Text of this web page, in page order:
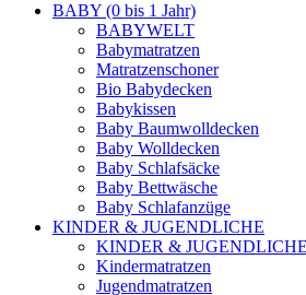
BABY (0 bis 1 Jahr)
BABYWELT
Babymatratzen
Matratzenschoner
Bio Babydecken
Babykissen
Baby Baumwolldecken
Baby Wolldecken
Baby Schlafsäcke
Baby Bettwäsche
Baby Schlafanzüge
KINDER & JUGENDLICHE
KINDER &
Kindermatratzen
Jugendmatratzen